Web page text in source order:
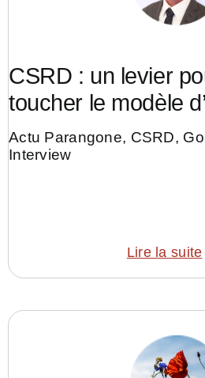
CSRD : un levier
toucher le modèle
Actu Parangone, CSRD,
Interview
Lire la suite